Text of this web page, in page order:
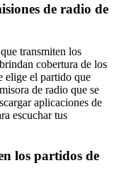
de radio de
transmiten los
cobertura de los
elige el partido que
de radio que se
aplicaciones de
escuchar tus
los partidos de